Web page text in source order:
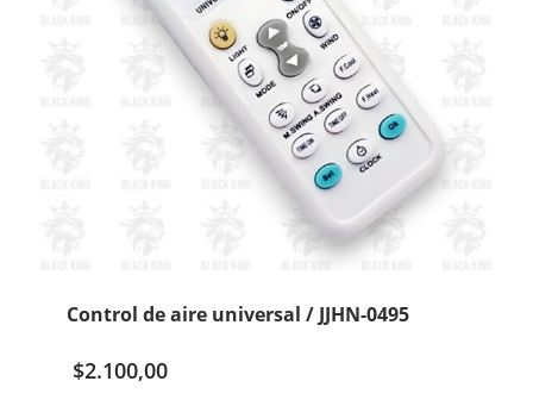
Control de aire universal / JJHN-0495
$2.100,00